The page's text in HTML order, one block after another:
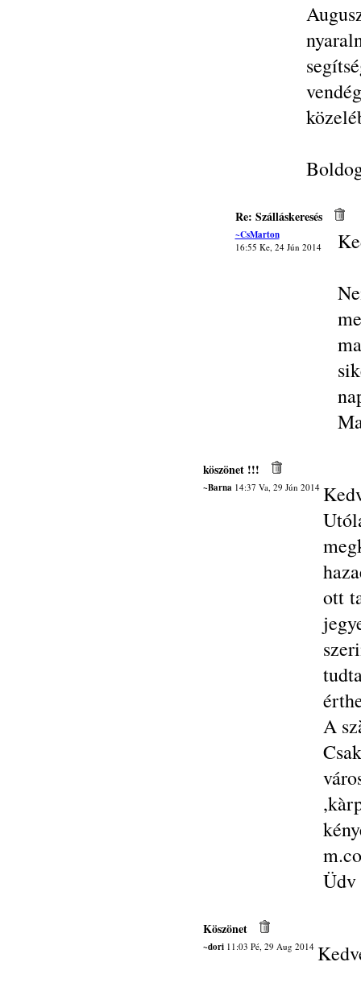
Re: Szálláskeresés
~CsMarton
16:55 Ke, 24 Jún 2014
köszönet !!!
~Barna14:37 Va, 29 Jún 2014
ott
A
Üdv
Köszönet
~dori11:03 Pé, 29 Aug 2014